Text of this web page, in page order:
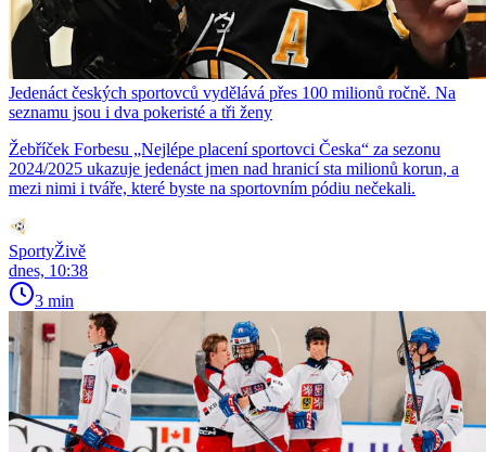
Jedenáct českých sportovců vydělává přes 100 milionů ročně. Na
seznamu jsou i dva pokeristé a tři ženy
Žebříček Forbesu „Nejlépe placení sportovci Česka“ za sezonu
2024/2025 ukazuje jedenáct jmen nad hranicí sta milionů korun, a
mezi nimi i tváře, které byste na sportovním pódiu nečekali.
SportyŽivě
dnes, 10:38
3 min